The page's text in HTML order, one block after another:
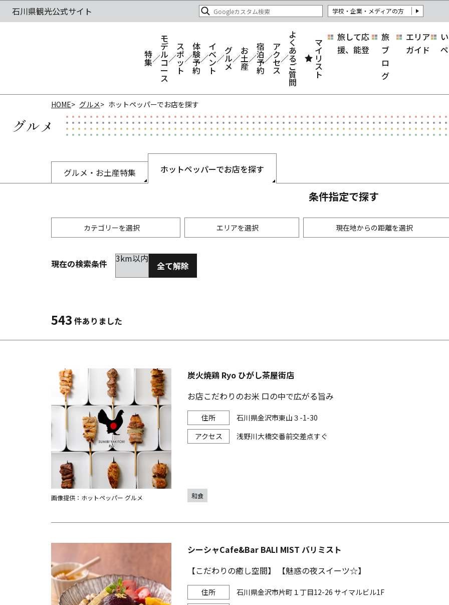
学校・企業・メディアの方
特
集
モ
デ
ル
コ
ー
ス
ス
ポ
ッ
ト
体
験
予
約
イ
ベ
ン
ト
グ
ル
メ
お
土
産
宿
泊
予
約
ア
ク
セ
ス
よ
く
あ
る
ご
質
問
マ
イ
リ
ス
ト
旅して応
援、能登
旅
ブ
ロ
グ
エリア
ガイド
HOME グルメ ホットペッパーでお店を探す
グルメ
グルメ・お土産特集 ホットペッパーでお店を探す
条件指定で探す
カテゴリーを選択 エリアを選択 現在地からの距離を選択
居酒屋
韓国料理
その他グルメ
金沢(片町･香林坊･にし茶屋周辺)
金沢市他・野々市・白山・内灘
未選択
現在の検索条件 3km以内
全て解除
543 件ありました
炭火焼鶏 Ryo ひがし茶屋街店
お店こだわりのお米 口の中で広がる旨み
石川県金沢市東山３-1-30
浅野川大橋交番前交差点すぐ
画像提供：ホットペッパー グルメ 和食
シーシャCafe&Bar BALI MIST バリミスト
【こだわりの癒し空間】 【魅惑の夜スイーツ☆】
石川県金沢市片町１丁目12-26 サイマルビル1F